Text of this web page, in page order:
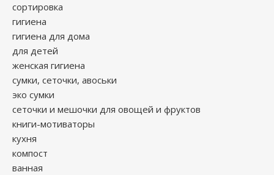
сортировка
гигиена
гигиена для дома
для детей
женская гигиена
сумки, сеточки, авоськи
эко сумки
сеточки и мешочки для овощей и фруктов
книги-мотиваторы
кухня
компост
ванная